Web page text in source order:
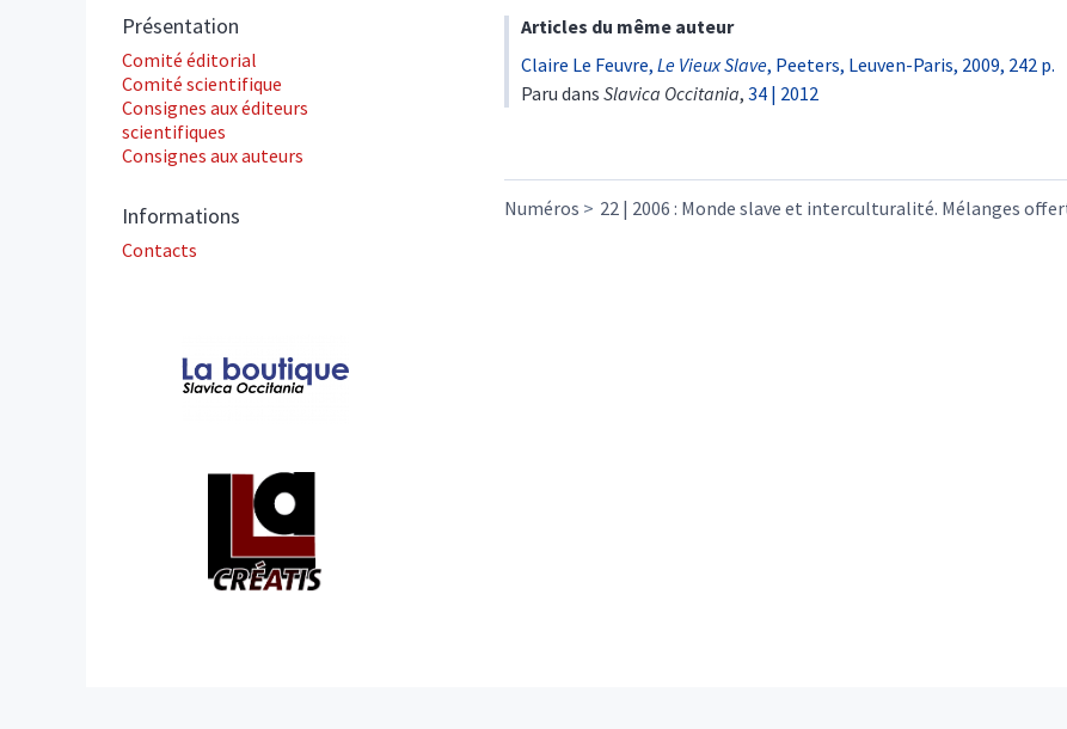
Présentation
Comité éditorial
Comité scientifique
Consignes aux éditeurs
scientifiques
Consignes aux auteurs
Informations
Contacts
Articles du même auteur
Claire Le Feuvre, Le Vieux Slave, Peeters, Leuven-Paris, 2009, 242 p.
Paru dans Slavica Occitania, 34 | 2012
Numéros 22 | 2006 : Monde slave et interculturalité. Mélanges